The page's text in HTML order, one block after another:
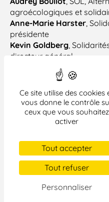
Ce site utilise des cookies
vous donne le contrôle
ceux que vous souhaitez
activer
Tout accepter
Tout refuser
Personnaliser
agroécologiques et
Anne-Marie Harster,
présidente
Kevin Goldberg,
directeur général
Serge Breysse
, Solthis,
Isabelle Moret , SOS
directrice générale
Didier Vaubaillon, Terre
président
Stanislas Bonnet,
Maud Lhuillier, Un Enfant
Véronique Andrieux,
Facebook
Bluesky